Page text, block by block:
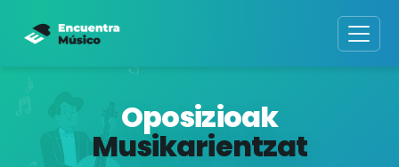
Oposizioak
Musikarientzat